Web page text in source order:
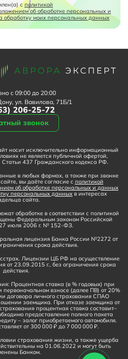
сполитикой
об обработке персональных и
обработку моих персональных данных
с 09:00 до 20:00
ул. Вавилова, 71Б/1
206-25-72
звонок
носит исключительно информационный
не является публичной офертой,
437 Гражданского кодекса РФ.
в любых формах, а также при звонке
вы даёте согласие с политикой
об обработке персональных и данных
персональных данных в интересах
сайта.
обработке в соответствии с политикой
Федеральным законом Российской
июля 2006 г. № 152-ФЗ.
лицензия Банка России №2272 от
срока действия.
Лицензии ЦБ РФ на осуществление
от 23.09.2015 г., без ограничения срока
действия.
Процентная ставка (в % годовых) при
первоначальном взносе (далее ПВ) от 20%
договора личного страхования СПАО
заемщика. При отказе заемщика от
процентная ставка составит–
предоставление полного пакета
– залог приобретаемого автомобиля.
от 300 000 ₽ до 7 000 000 ₽.
страхования жизни, а также ущерба
на 01.06.2022 и могут быть
Банком.